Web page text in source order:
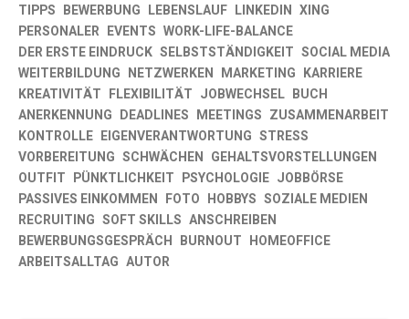
TIPPS BEWERBUNG LEBENSLAUF LINKEDIN XING
PERSONALER EVENTS WORK-LIFE-BALANCE
DER ERSTE EINDRUCK SELBSTSTÄNDIGKEIT SOCIAL MEDIA
WEITERBILDUNG NETZWERKEN MARKETING KARRIERE
KREATIVITÄT FLEXIBILITÄT JOBWECHSEL BUCH
ANERKENNUNG DEADLINES MEETINGS ZUSAMMENARBEIT
KONTROLLE EIGENVERANTWORTUNG STRESS
VORBEREITUNG SCHWÄCHEN GEHALTSVORSTELLUNGEN
OUTFIT PÜNKTLICHKEIT PSYCHOLOGIE JOBBÖRSE
PASSIVES EINKOMMEN FOTO HOBBYS SOZIALE MEDIEN
RECRUITING SOFT SKILLS ANSCHREIBEN
BEWERBUNGSGESPRÄCH BURNOUT HOMEOFFICE
ARBEITSALLTAG AUTOR